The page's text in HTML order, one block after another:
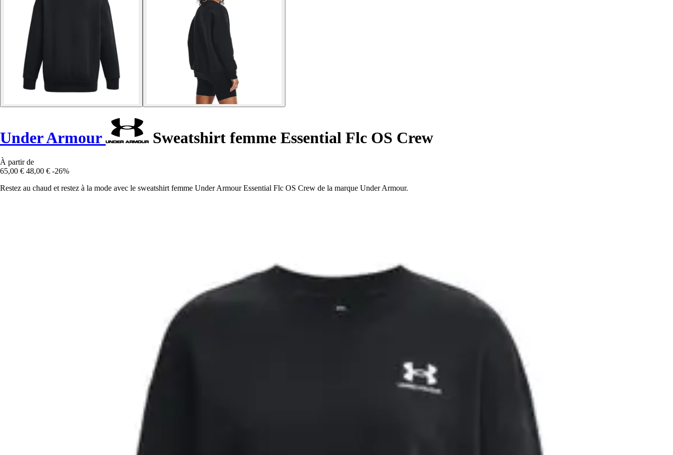
Under Armour Sweatshirt femme Essential Flc OS Crew
À partir de
65,00 € 48,00 € -26%
Restez au chaud et restez à la mode avec le sweatshirt femme Under Armour Essential Flc OS Crew de la marque Under Armour.